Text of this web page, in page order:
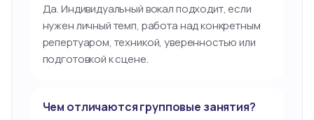
Да. Индивидуальный вокал подходит, если
нужен личный темп, работа над конкретным
репертуаром, техникой, уверенностью или
подготовкой к сцене.
Чем отличаются групповые занятия?